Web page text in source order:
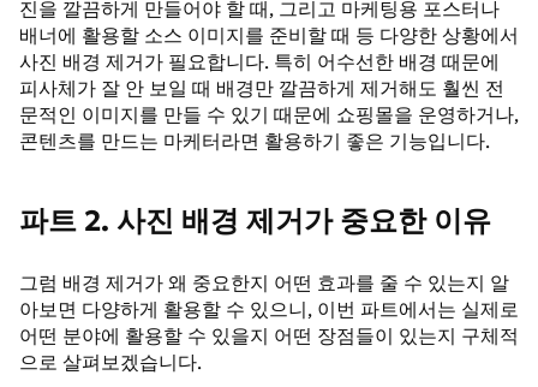
진을 깔끔하게 만들어야 할 때, 그리고 마케팅용 포스터나
배너에 활용할 소스 이미지를 준비할 때 등 다양한 상황에서
사진 배경 제거가 필요합니다. 특히 어수선한 배경 때문에
피사체가 잘 안 보일 때 배경만 깔끔하게 제거해도 훨씬 전
문적인 이미지를 만들 수 있기 때문에 쇼핑몰을 운영하거나,
콘텐츠를 만드는 마케터라면 활용하기 좋은 기능입니다.
파트 2. 사진 배경 제거가 중요한 이유
그럼 배경 제거가 왜 중요한지 어떤 효과를 줄 수 있는지 알
아보면 다양하게 활용할 수 있으니, 이번 파트에서는 실제로
어떤 분야에 활용할 수 있을지 어떤 장점들이 있는지 구체적
으로 살펴보겠습니다.